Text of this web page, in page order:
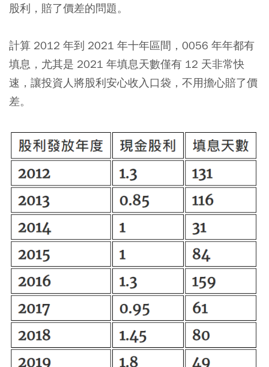
股利，賠了價差的問題。
計算 2012 年到 2021 年十年區間，0056 年年都有
填息，尤其是 2021 年填息天數僅有 12 天非常快
速，讓投資人將股利安心收入口袋，不用擔心賠了價
差。